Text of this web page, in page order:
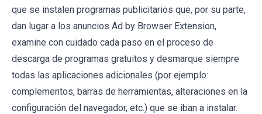
que se instalen programas publicitarios que, por su parte,
dan lugar a los anuncios Ad by Browser Extension,
examine con cuidado cada paso en el proceso de
descarga de programas gratuitos y desmarque siempre
todas las aplicaciones adicionales (por ejemplo:
complementos, barras de herramientas, alteraciones en la
configuración del navegador, etc.) que se iban a instalar.